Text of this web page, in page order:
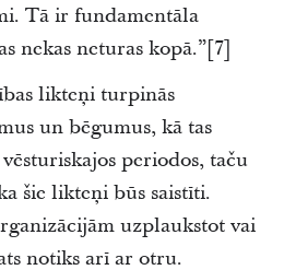
Tā ir fundamentāla
nekas neturas kopā.”[7]
likteņi turpinās
un bēgumus, kā tas
periodos, taču
šie likteņi būs saistīti.
uzplaukstot vai
notiks arī ar otru.